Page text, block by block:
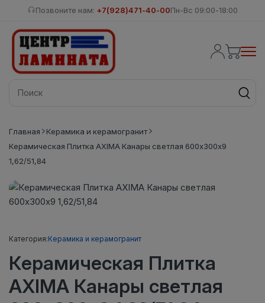
Позвоните нам: +7(928)471-40-00Пн-Вс 09:00-18:00
Главная
Керамика и керамогранит
Керамическая Плитка AXIMA Канары светлая 600х300х9
1,62/51,84
Категория:Керамика и керамогранит
Керамическая Плитка
AXIMA Канары светлая